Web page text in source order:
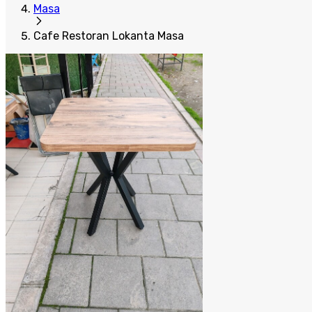
Masa
Cafe Restoran Lokanta Masa